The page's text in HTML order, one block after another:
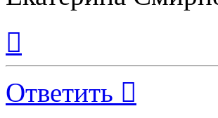
началу
Ответить